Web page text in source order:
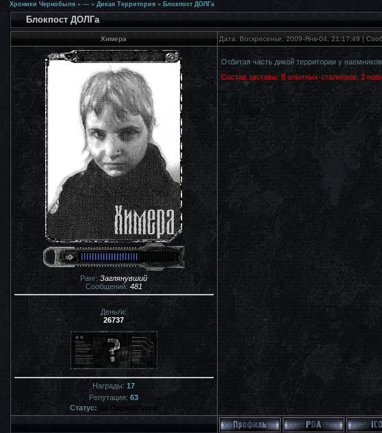
Хроники Чернобыля » --- » Дикая Территория » Блокпост ДОЛГа
Блокпост ДОЛГа
Химера Дата: Воскресенье, 2009-Янв-04, 21:17:49 |
Ранг:Заглянувший
Сообщений:481
Деньги:
26737
Награды: 17
Репутация: 63
Статус: За Периметром
Отбитая часть дикой территории у
Состав заставы: 8 опытных-сталкеров, 3